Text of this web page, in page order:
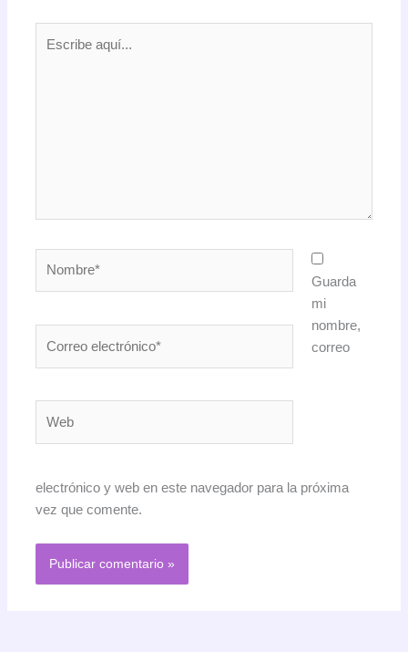
Guarda
mi
nombre,
correo
electrónico y web en este navegador para la próxima
vez que comente.